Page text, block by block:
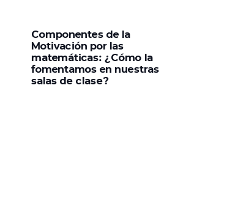
Componentes de la
Motivación por las
matemáticas: ¿Cómo la
fomentamos en nuestras
salas de clase?